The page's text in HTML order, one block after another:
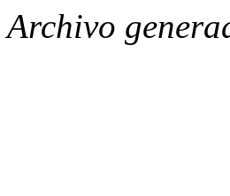
Archivo